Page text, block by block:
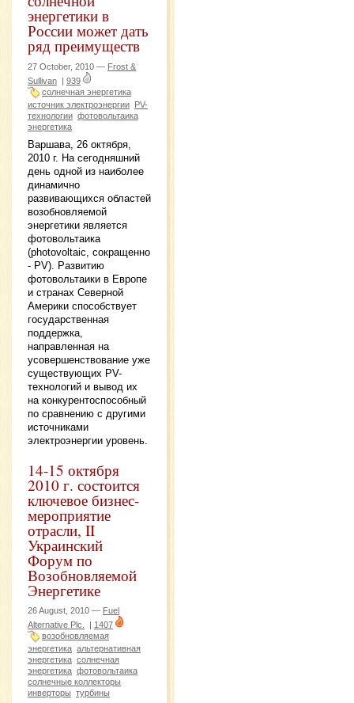
энергетики в
России может дать
ряд преимуществ
27 October, 2010 — Frost &
Sullivan | 939
солнечная энергетика
источник электроэнергии PV-
технологии фотовольтаика
энергетика
Варшава, 26 октября,
2010 г. На сегодняшний
день одной из наиболее
динамично
развивающихся областей
возобновляемой
энергетики является
фотовольтаика
(photovoltaic, сокращенно
- PV). Развитию
фотовольтаики в Европе
и странах Северной
Америки способствует
государственная
поддержка,
направленная на
усовершенствование уже
существующих PV-
технологий и вывод их
на конкурентоспособный
по сравнению с другими
источниками
электроэнергии уровень.
14-15 октября
2010 г. состоится
ключевое бизнес-
мероприятие
отрасли, II
Украинский
Форум по
Возобновляемой
Энергетике
26 August, 2010 — Fuel
Alternative Plc.
1407
возобновляемая
энергетика альтернативная
энергетика солнечная
энергетика фотовольтаика
солнечные коллекторы
инверторы турбины